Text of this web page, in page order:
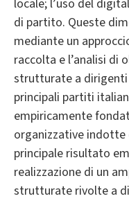
locale; l’uso del
di partito. Queste
mediante un
raccolta e l’analisi di
strutturate a dirigenti
principali partiti
empiricamente
organizzative
principale risultato
realizzazione di un
strutturate rivolte a